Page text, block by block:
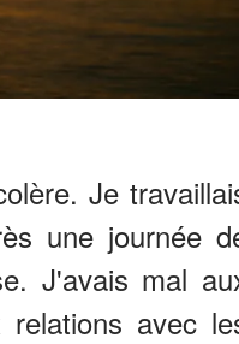
Je
une journée
J'avais mal
avec